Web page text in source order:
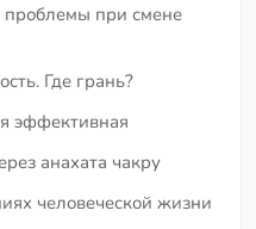
при смене
Где грань?
эффективная
анахата чакру
человеческой жизни